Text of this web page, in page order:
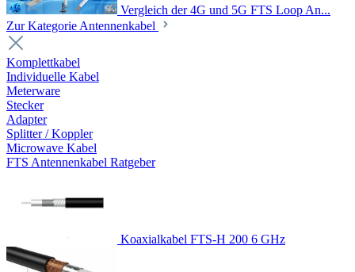
Vergleich der 4G und 5G FTS Loop An...
Zur Kategorie Antennenkabel
Komplettkabel
Individuelle Kabel
Meterware
Stecker
Adapter
Splitter / Koppler
Microwave Kabel
FTS Antennenkabel Ratgeber
Koaxialkabel FTS-H 200 6 GHz